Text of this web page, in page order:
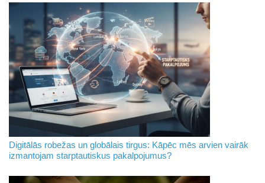
Digitālās robežas un globālais tirgus: Kāpēc mēs arvien vairāk
izmantojam starptautiskus pakalpojumus?